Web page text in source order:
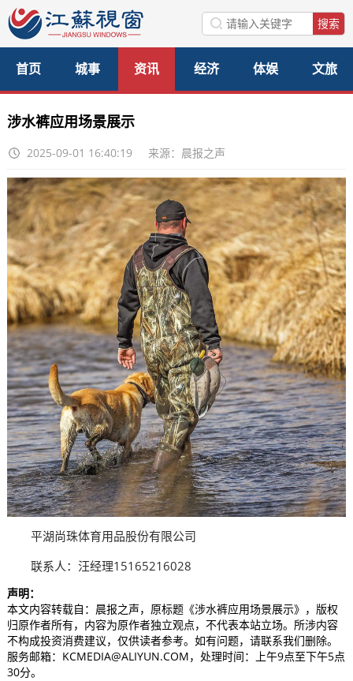
首页 城事 资讯 经济 体娱 文旅
美食
涉水裤应用场景展示
2025-09-01 16:40:19 来源：晨报之声
平湖尚珠体育用品股份有限公司
联系人：汪经理15165216028
声明：
本文内容转载自：晨报之声，原标题《涉水裤应用场景展示》，版权
归原作者所有，内容为原作者独立观点，不代表本站立场。所涉内容
不构成投资消费建议，仅供读者参考。如有问题，请联系我们删除。
服务邮箱：KCMEDIA@ALIYUN.COM，处理时间：上午9点至下午5点
30分。